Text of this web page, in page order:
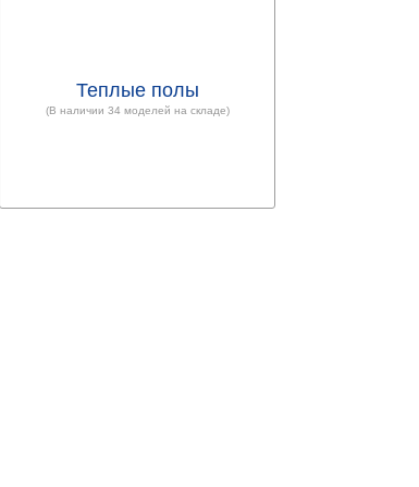
Теплые полы
(В наличии 34 моделей на складе)